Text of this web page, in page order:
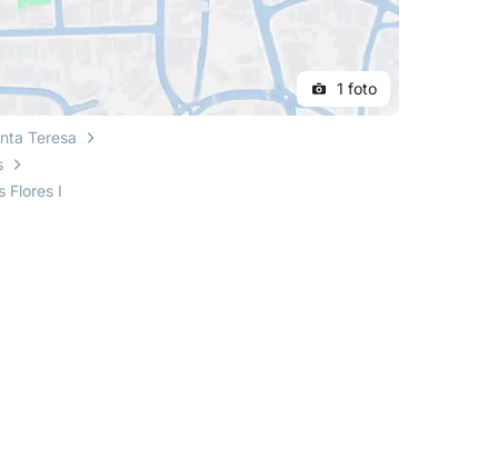
1 foto
Teresa
Flores I